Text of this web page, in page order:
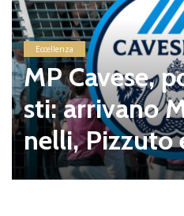
Eccellenza
MP Cavese,
sti: arrivano
nelli, Pizzuto